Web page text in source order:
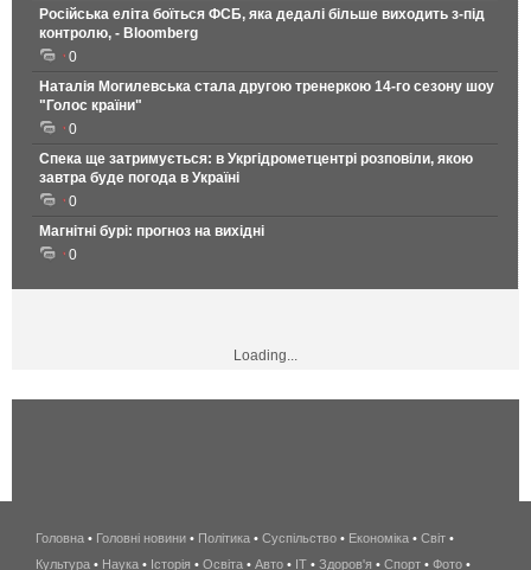
Російська еліта боїться ФСБ, яка дедалі більше виходить з-під
контролю, - Bloomberg
0
Наталія Могилевська стала другою тренеркою 14-го сезону шоу
"Голос країни"
0
Спека ще затримується: в Укргідрометцентрі розповіли, якою
завтра буде погода в Україні
0
Магнітні бурі: прогноз на вихідні
0
Loading...
беспроводной
интернет
Головна • Головні новини • Політика • Суспільство • Економіка • Світ •
Культура • Наука • Історія • Освіта • Авто • IT • Здоров'я • Спорт • Фото •